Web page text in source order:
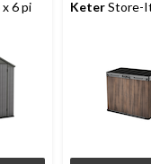
6 pi KeterStore-